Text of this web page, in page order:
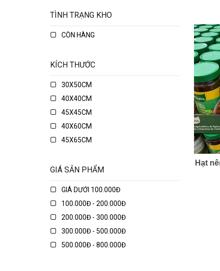
Hạt
TÌNH TRẠNG KHO
CÒN HÀNG
KÍCH THƯỚC
30X50CM
40X40CM
45X45CM
40X60CM
45X65CM
48X74CM
50X50CM
50X70CM
GIÁ SẢN PHẨM
GIÁ DƯỚI 100.000Đ
100.000Đ - 200.000Đ
200.000Đ - 300.000Đ
300.000Đ - 500.000Đ
500.000Đ - 800.000Đ